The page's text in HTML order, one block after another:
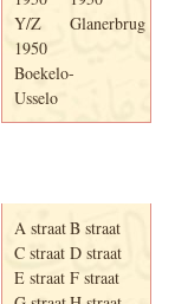
Y/Z
Glanerbrug
1950
Boekelo-
Usselo
A straatB straat
C straat D straat
E straat F straat